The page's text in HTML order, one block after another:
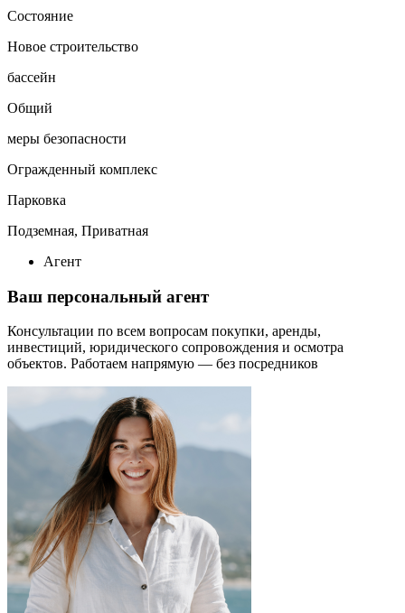
Состояние
Новое строительство
бассейн
Общий
меры безопасности
Огражденный комплекс
Парковка
Подземная, Приватная
Агент
Ваш персональный агент
Консультации по всем вопросам покупки, аренды,
инвестиций, юридического сопровождения и осмотра
объектов. Работаем напрямую — без посредников